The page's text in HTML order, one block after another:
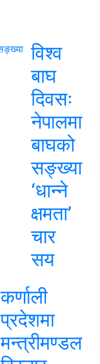
विश्व
बाघ
दिवसः
नेपालमा
बाघको
सङ्ख्या
‘धान्ने
क्षमता’
चार
सय
कर्णाली
प्रदेशमा
मन्त्रीमण्डल